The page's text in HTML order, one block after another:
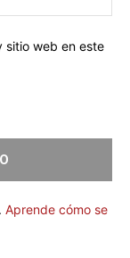
sitio web en este
Aprende cómo se